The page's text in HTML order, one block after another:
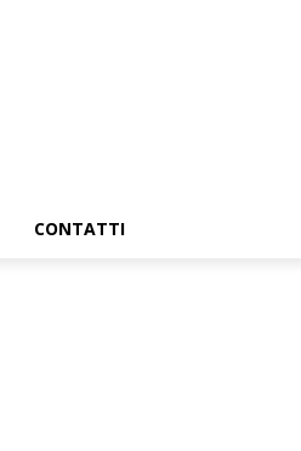
CONTATTI